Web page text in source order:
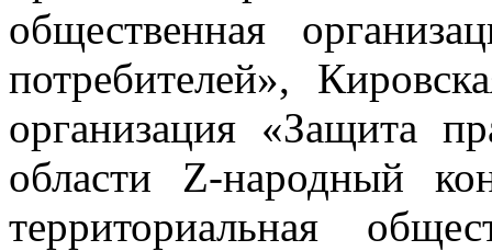
общественная
потребителей»,
организация «Защита
области Z-народный
территориальная